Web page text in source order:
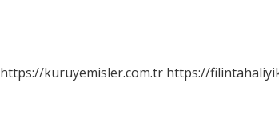
https://kuruyemisler.com.tr https://